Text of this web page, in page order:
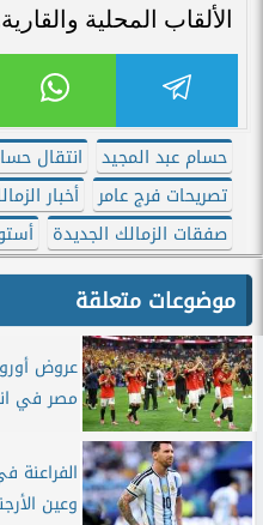
الألقاب المحلية
حسام عبد المجيد
انتقال
تصريحات فرج عامر
أخبار
صفقات الزمالك الجديدة
موضوعات متعلقة
عروض
مصر في
الفراعنة
وعين